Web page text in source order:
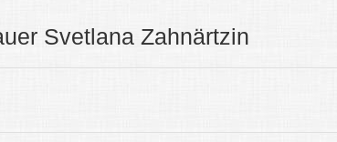
Svetlana Zahnärtzin